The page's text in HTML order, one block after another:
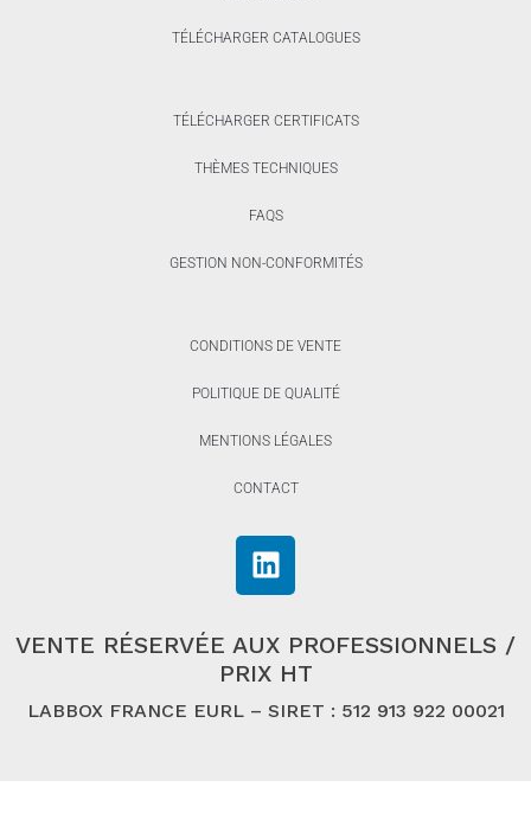
TÉLÉCHARGER CATALOGUES
TÉLÉCHARGER CERTIFICATS
THÈMES TECHNIQUES
FAQS
GESTION NON-CONFORMITÉS
CONDITIONS DE VENTE
POLITIQUE DE QUALITÉ
MENTIONS LÉGALES
CONTACT
VENTE RÉSERVÉE AUX PROFESSIONNELS /
PRIX HT
LABBOX FRANCE EURL – SIRET : 512 913 922 00021